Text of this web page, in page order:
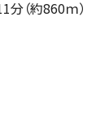
（約860ｍ）